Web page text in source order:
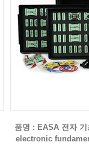
품명 : EASA 전자
electronic